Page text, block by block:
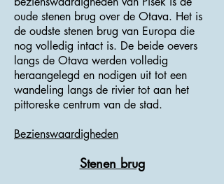
oude stenen brug over de Otava. Het is
de oudste stenen brug van Europa die
nog volledig intact is. De beide oevers
langs de Otava werden volledig
heraangelegd en nodigen uit tot een
wandeling langs de rivier tot aan het
pittoreske centrum van de stad.
Bezienswaardigheden
Stenen brug